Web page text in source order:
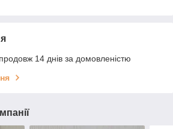
14 днів за домовленістю